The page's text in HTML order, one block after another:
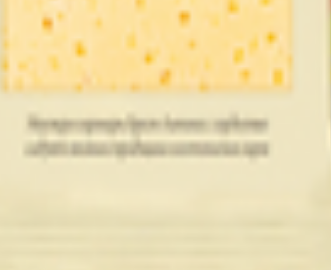
выдано Гомельским облисполкомом
ул. Козлова 2-А